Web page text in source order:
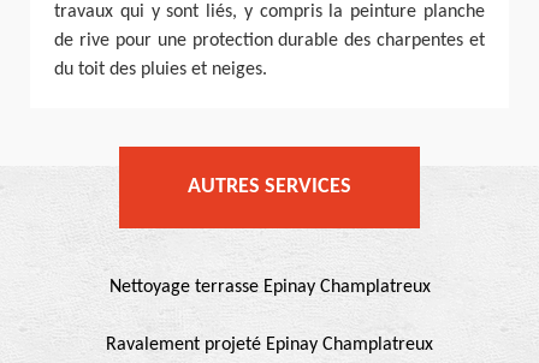
travaux qui y sont liés, y compris la peinture planche
de rive pour une protection durable des charpentes et
du toit des pluies et neiges.
AUTRES SERVICES
Nettoyage terrasse Epinay Champlatreux
Ravalement projeté Epinay Champlatreux